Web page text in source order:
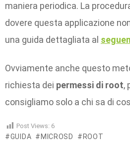
maniera periodica. La
dovere questa applicazione
una guida dettagliata al
Ovviamente anche questo
richiesta dei permessi di root,
consigliamo solo a chi sa di
Post Views: 6
GUIDA MICROSD ROOT